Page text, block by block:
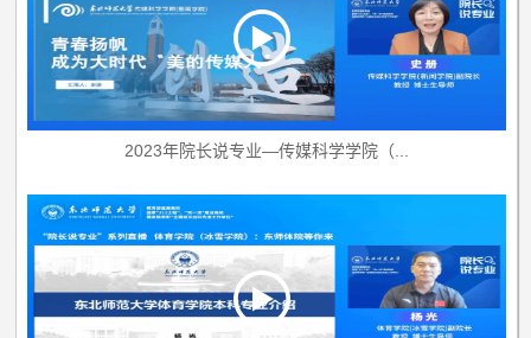
2023年院长说专业—传媒科学学院（...